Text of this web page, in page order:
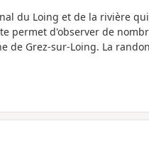
du Loing et de la rivière
permet d'observer de
de Grez-sur-Loing. La